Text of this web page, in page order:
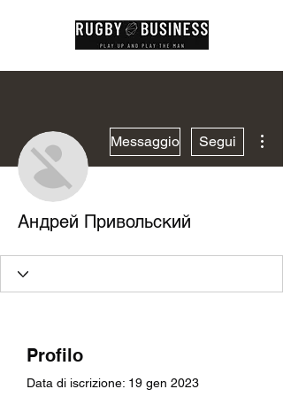
Messaggio Segui
Андрей Привольский
Profilo
Data di iscrizione: 19 gen 2023